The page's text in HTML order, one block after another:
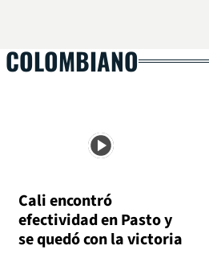
Cali encontró
efectividad en Pasto y
se quedó con la victoria